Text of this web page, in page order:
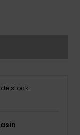
stock.